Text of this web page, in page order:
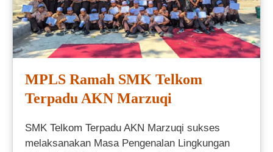
MPLS Ramah SMK Telkom
Terpadu AKN Marzuqi
SMK Telkom Terpadu AKN Marzuqi sukses
melaksanakan Masa Pengenalan Lingkungan